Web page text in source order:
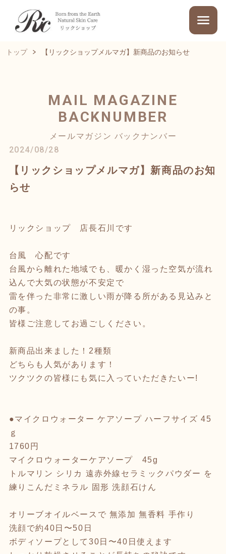
トップ 【リックショップメルマガ】新商品のお知らせ
MAIL MAGAZINE
BACKNUMBER
メールマガジン バックナンバー
2024/08/28
【リックショップメルマガ】新商品のお知
らせ
リックショップ 店長石川です
台風 心配です
台風から離れた地域でも、暖かく湿った空気が流れ
込んで大気の状態が不安定で
雷を伴った非常に激しい雨が降る所がある見込みと
の事。
皆様ご注意してお過ごしください。
新商品出来ました！2種類
どちらも人気があります！
ツクツクの皆様にも気に入っていただきたいー!
●マイクロウォーター ケアソープ ハーフサイズ 45
ｇ
1760円
マイクロウォーターケアソープ 45g
トルマリン シリカ 遠赤外線セラミックパウダー を
練りこんだミネラル 固形 洗顔石けん
オリーブオイルベースで 無添加 無香料 手作り
洗顔で約40日〜50日
ボディソープとして30日〜40日使えます